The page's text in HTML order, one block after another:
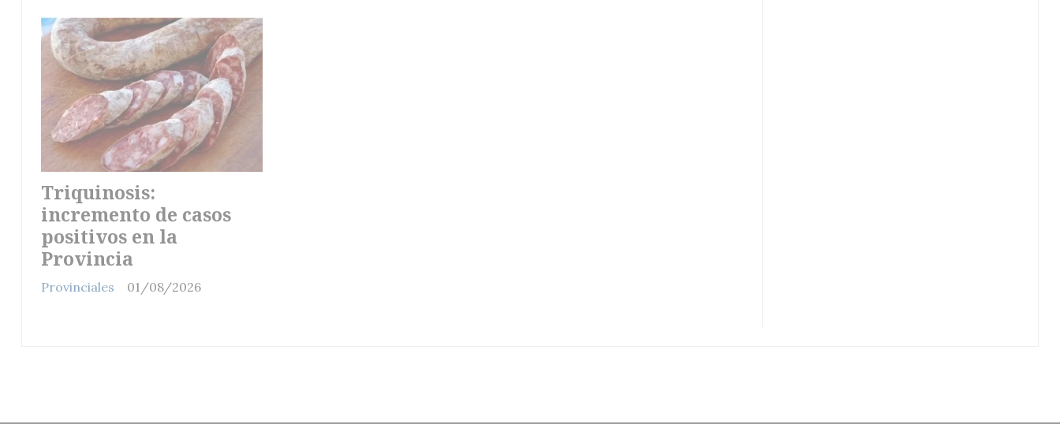
Triquinosis:
incremento de casos
positivos en la
Provincia
Provinciales 01/08/2026